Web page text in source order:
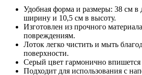
Удобная форма и размеры: 38 см в
ширину и 10,5 см в высоту.
Изготовлен из прочного
повреждениям.
Лоток легко чистить и мыть
поверхности.
Серый цвет гармонично впишется
Подходит для использования с